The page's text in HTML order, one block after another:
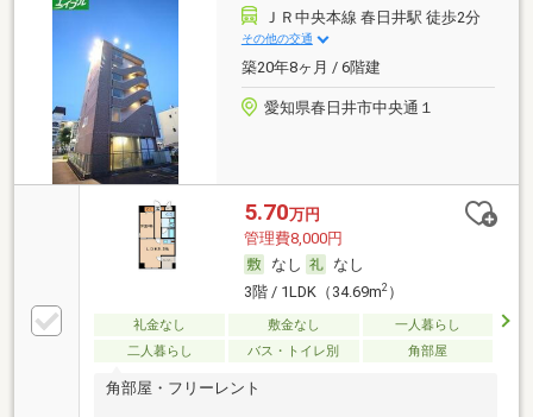
ＪＲ中央本線 春日井駅 徒歩2分
その他の交通
築20年8ヶ月 / 6階建
愛知県春日井市中央通１
5.70万円
管理費8,000円
なし
なし
3階 / 1LDK（34.69m2）
礼金なし 敷金なし
一人暮らし
二人暮らし
バス・トイレ別 角部屋
角部屋・フリーレント